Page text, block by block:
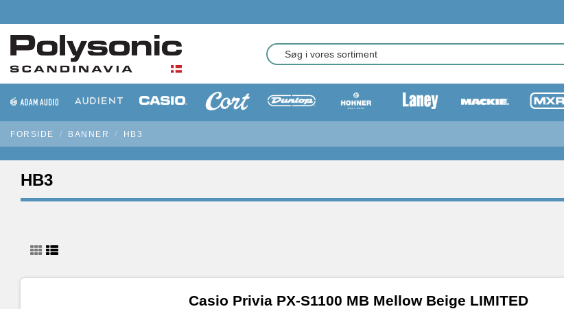
FORSIDE BANNER HB3
HB3
Casio Privia PX-S1100 MB Mellow Beige LIMITED